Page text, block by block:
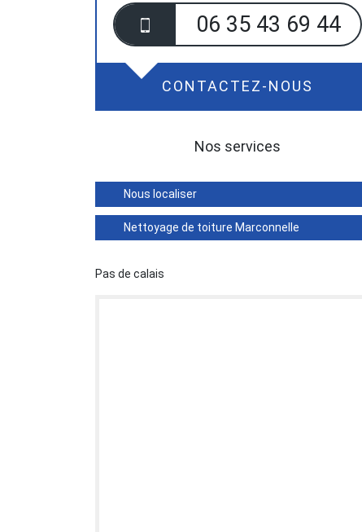
06 35 43 69 44
CONTACTEZ-NOUS
Nos services
Nous localiser
Nettoyage de toiture Marconnelle
Pas de calais